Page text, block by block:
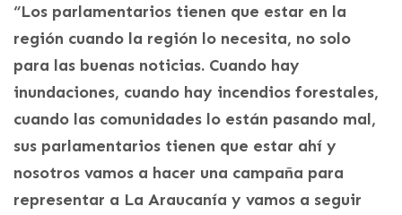
“Los parlamentarios tienen que estar en la
región cuando la región lo necesita, no solo
para las buenas noticias. Cuando hay
inundaciones, cuando hay incendios forestales,
cuando las comunidades lo están pasando mal,
sus parlamentarios tienen que estar ahí y
nosotros vamos a hacer una campaña para
representar a La Araucanía y vamos a seguir